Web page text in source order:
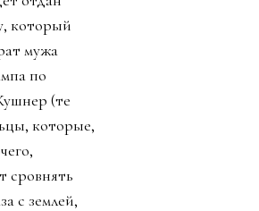
января 2027.
не
как
Или мы
выяснилось,
пакет в